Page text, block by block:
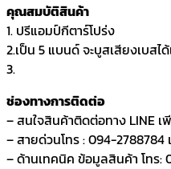
คุณสมบัติสินค้า
1. ปรีแอมป์กีตาร์โปร่ง
2.เป็น 5 แบนด์ จะบูสเสียงเบสไ
3.
ช่องทางการติดต่อ
– สนใจสินค้าติดต่อทาง LINE
– สายด่วนโทร : 094-2788784
– ด้านเทคนิค ข้อมูลสินค้า โทร: